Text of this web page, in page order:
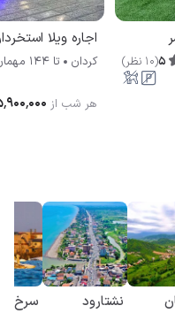
5
(
10 نظر)
اجاره ویلا
کردان تا 144
هر شب از
نشتارود سرخ